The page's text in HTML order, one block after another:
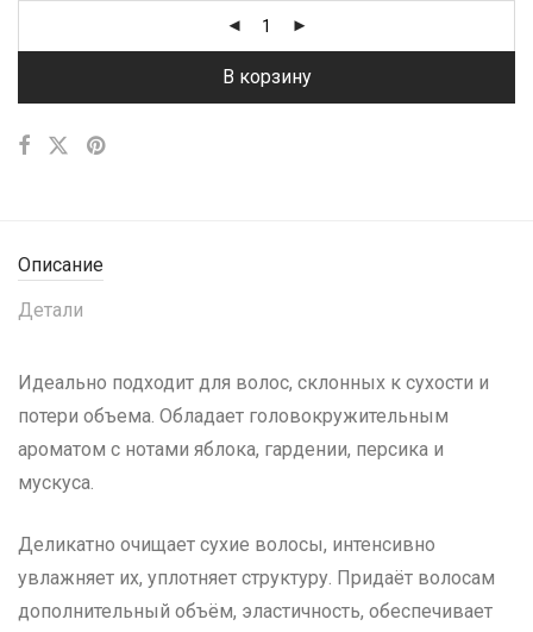
В корзину
Описание
Детали
Идеально подходит для волос, склонных к сухости и
потери объема. Обладает головокружительным
ароматом с нотами яблока, гардении, персика и
мускуса.
Деликатно очищает сухие волосы, интенсивно
увлажняет их, уплотняет структуру. Придаёт волосам
дополнительный объём, эластичность, обеспечивает